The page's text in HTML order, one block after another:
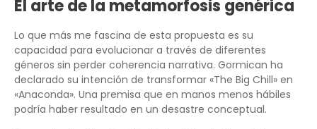
El arte de la metamorfosis genérica
Lo que más me fascina de esta propuesta es su
capacidad para evolucionar a través de diferentes
géneros sin perder coherencia narrativa. Gormican ha
declarado su intención de transformar «The Big Chill» en
«Anaconda». Una premisa que en manos menos hábiles
podría haber resultado en un desastre conceptual.